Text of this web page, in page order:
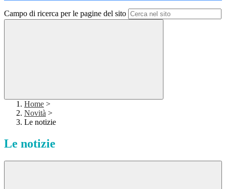
Campo di ricerca per le pagine del sito
Home >
Novità >
Le notizie
Le notizie